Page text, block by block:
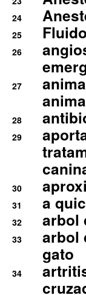
24
25
26
27
28
29
30
31 a
32 arbol
33
arbol
gato
34